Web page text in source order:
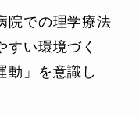
院での理学療法
すい環境づく
動」を意識し